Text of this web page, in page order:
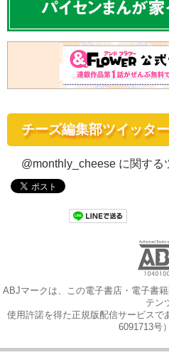
チーズ編集部ツイッター
@monthly_cheese に関する
ABJマークは、この電子書店・電子書
テン
使用許諾を得た正規版配信サービスで
6091713号